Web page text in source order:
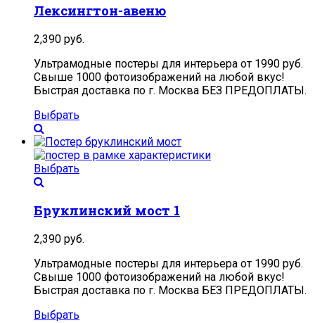
Лексингтон-авеню
2,390 руб.
Ультрамодные постеры для интерьера от 1990 руб.
Свыше 1000 фотоизображений на любой вкус!
Быстрая доставка по г. Москва БЕЗ ПРЕДОПЛАТЫ.
Выбрать
Выбрать
Бруклинский мост 1
2,390 руб.
Ультрамодные постеры для интерьера от 1990 руб.
Свыше 1000 фотоизображений на любой вкус!
Быстрая доставка по г. Москва БЕЗ ПРЕДОПЛАТЫ.
Выбрать